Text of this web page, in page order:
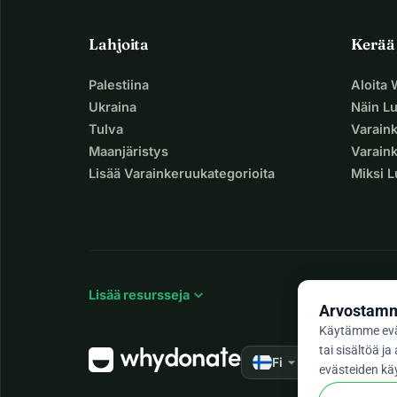
Lahjoita
Palestiina
Ukraina
Tulva
Maanjäristys
Lisää Varainkeruukategorioita
Kerää
Aloita
Näin
Miksi
Lisää resursseja expand_more
Fi arrow_drop_down ★★★★★
Käytämme
tai sisältöä ja
evästeiden